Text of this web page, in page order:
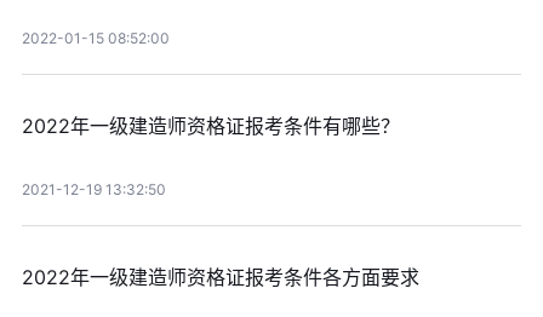
2022-01-15 08:52:00
2022年一级建造师资格证报考条件有哪些？
2021-12-19 13:32:50
2022年一级建造师资格证报考条件各方面要求